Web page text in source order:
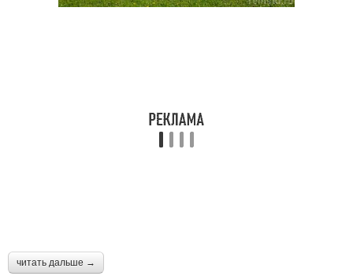
читать дальше →